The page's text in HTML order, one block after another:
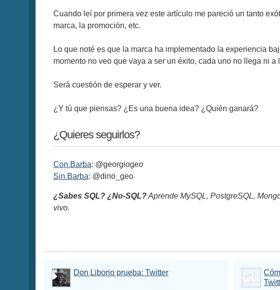
Cuando leí por primera vez este artículo me pareció un tanto
marca, la promoción, etc.
Lo que noté es que la marca ha implementado la experiencia
momento no veo que vaya a ser un éxito, cada uno no llega ni
Será cuestión de esperar y ver.
¿Y tú que piensas? ¿Es una buena idea? ¿Quién ganará?
¿Quieres seguirlos?
Con Barba: @georgiogeo
Sin Barba: @dino_geo
¿Sabes SQL? ¿No-SQL?Aprende MySQL, PostgreSQL,
vivo.
Don Liborio prueba: Twitter